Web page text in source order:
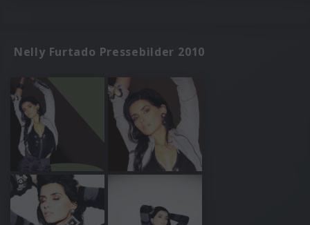
Nelly Furtado Pressebilder 2010